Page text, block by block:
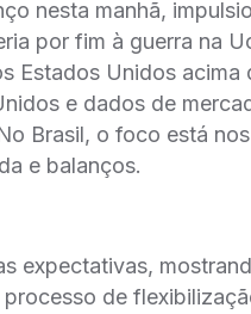
nesta manhã,
por fim à guerra na
Estados Unidos
e dados de
Brasil, o foco está
e balanços.
expectativas,
de